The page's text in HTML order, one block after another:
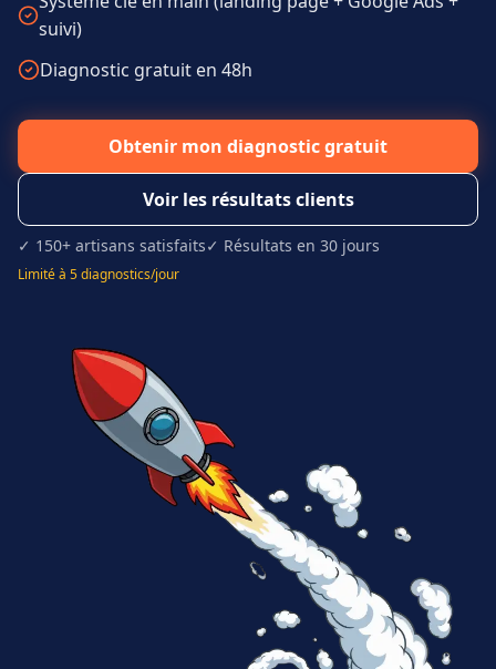
suivi)
Diagnostic gratuit en 48h
Obtenir mon diagnostic gratuit
Voir les résultats clients
✓ 150+ artisans satisfaits✓ Résultats en 30 jours
Limité à 5 diagnostics/jour